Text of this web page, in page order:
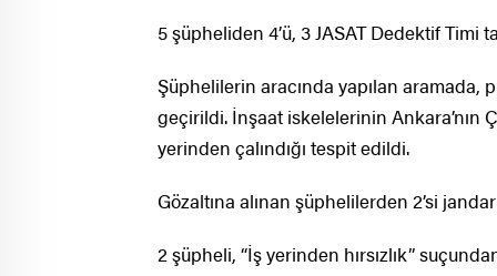
5 şüpheliden 4’ü, 3 JASAT Dedektif Timi
Şüphelilerin aracında yapılan aramada,
geçirildi. İnşaat iskelelerinin Ankara’nın
yerinden çalındığı tespit edildi.
Gözaltına alınan şüphelilerden 2’si
2 şüpheli, “İş yerinden hırsızlık”